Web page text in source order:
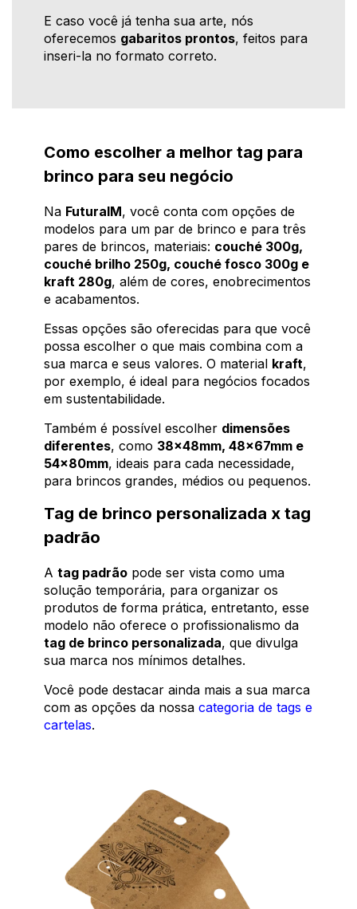
E caso você já tenha sua arte, nós
oferecemos gabaritos prontos, feitos para
inseri-la no formato correto.
Como escolher a melhor tag para
brinco para seu negócio
Na FuturaIM, você conta com opções de
modelos para um par de brinco e para três
pares de brincos, materiais: couché 300g,
couché brilho 250g, couché fosco 300g e
kraft 280g, além de cores, enobrecimentos
e acabamentos.
Essas opções são oferecidas para que você
possa escolher o que mais combina com a
sua marca e seus valores. O material kraft,
por exemplo, é ideal para negócios focados
em sustentabilidade.
Também é possível escolher dimensões
diferentes, como 38x48mm, 48x67mm e
54x80mm, ideais para cada necessidade,
para brincos grandes, médios ou pequenos.
Tag de brinco personalizada x tag
padrão
A tag padrão pode ser vista como uma
solução temporária, para organizar os
produtos de forma prática, entretanto, esse
modelo não oferece o profissionalismo da
tag de brinco personalizada, que divulga
sua marca nos mínimos detalhes.
Você pode destacar ainda mais a sua marca
com as opções da nossa categoria de tags e
cartelas.